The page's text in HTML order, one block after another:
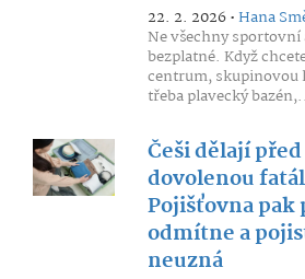
22. 2. 2026 •Hana
Ne všechny
bezplatné. Když
centrum, skupinovou
třeba plavecký
Češi dělají
dovolenou
Pojišťovna pak
odmítne a
neuzná